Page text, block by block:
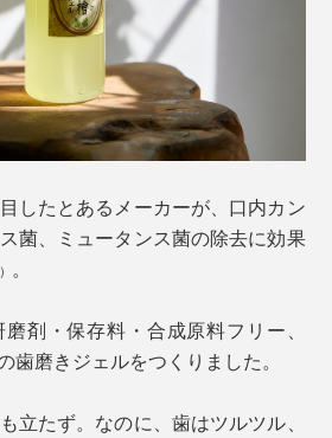
したとあるメーカーが、口内カン
菌、ミュータンス菌の除去に効果
。
剤・保存料・合成原料フリー、
歯磨きジェルをつくりました。
立たず。なのに、歯はツルツル、